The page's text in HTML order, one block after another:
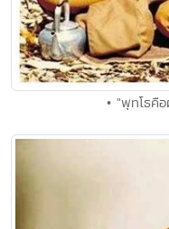
• "พุทโธคื